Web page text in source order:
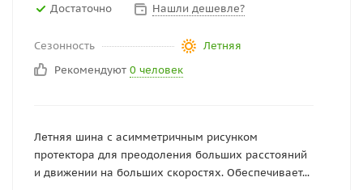
Достаточно Нашли дешевле?
Сезонность
Летняя
Рекомендуют 0 человек
Летняя шина с асимметричным рисунком
протектора для преодоления больших расстояний
и движении на больших скоростях. Обеспечивает...